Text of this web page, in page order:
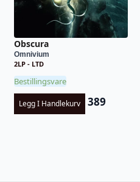
Obscura
Omnivium
2LP - LTD
Bestillingsvare
Legg I Handlekurv 389